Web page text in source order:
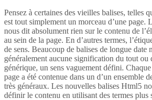
Pensez à certaines des vieilles balises, telles
est tout simplement un morceau d’une page.
nous dit absolument rien sur le contenu de
au sein de la page. En d’autres termes,
de sens. Beaucoup de balises de longue date
généralement aucune signification du tout ou
générique, un sens vaguement défini.
page a été contenue dans un d’un ensemble
très généraux. Les nouvelles balises Html5
définir le contenu en utilisant des termes plus